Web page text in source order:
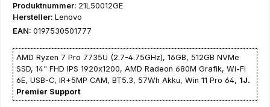
Produktnummer: 21L50012GE
Hersteller: Lenovo
EAN: 0197530501777
AMD Ryzen 7 Pro 7735U (2.7-4.75GHz), 16GB, 512GB NVMe
SSD, 14" FHD IPS 1920x1200, AMD Radeon 680M Grafik, Wi-Fi
6E, USB-C, IR+5MP CAM, BT5.3, 57Wh Akku, Win 11 Pro 64, 1J.
Premier Support